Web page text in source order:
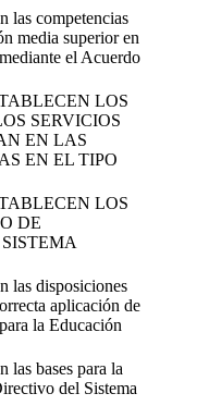
las competencias
media superior en
el Acuerdo
LOS
SERVICIOS
EN LAS
EN EL TIPO
LOS
DE
las disposiciones
aplicación de
la Educación
las bases para la
del Sistema